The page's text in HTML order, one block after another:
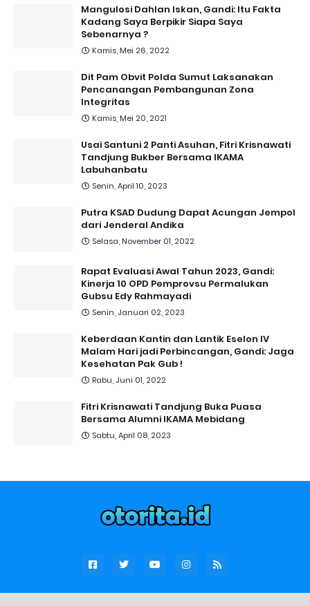
Mangulosi Dahlan Iskan, Gandi: Itu Fakta
Kadang Saya Berpikir Siapa Saya
Sebenarnya ?
Kamis, Mei 26, 2022
Dit Pam Obvit Polda Sumut Laksanakan
Pencanangan Pembangunan Zona
Integritas
Kamis, Mei 20, 2021
Usai Santuni 2 Panti Asuhan, Fitri Krisnawati
Tandjung Bukber Bersama IKAMA
Labuhanbatu
Senin, April 10, 2023
Putra KSAD Dudung Dapat Acungan Jempol
dari Jenderal Andika
Selasa, November 01, 2022
Rapat Evaluasi Awal Tahun 2023, Gandi:
Kinerja 10 OPD Pemprovsu Permalukan
Gubsu Edy Rahmayadi
Senin, Januari 02, 2023
Keberdaan Kantin dan Lantik Eselon IV
Malam Hari jadi Perbincangan, Gandi: Jaga
Kesehatan Pak Gub !
Rabu, Juni 01, 2022
Fitri Krisnawati Tandjung Buka Puasa
Bersama Alumni IKAMA Mebidang
Sabtu, April 08, 2023